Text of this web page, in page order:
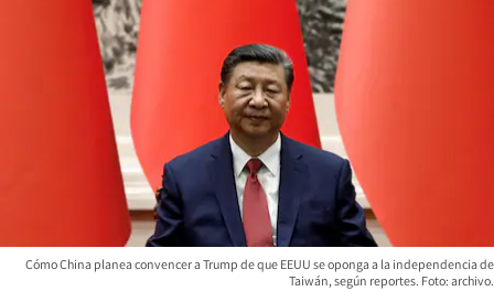
Cómo China planea convencer a Trump de que EEUU se oponga a la independencia de
Taiwán, según reportes. Foto: archivo.